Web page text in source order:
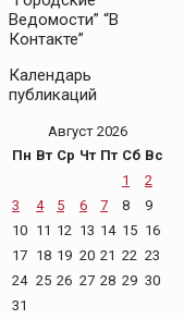
Ведомости” “В
Контакте”
Календарь
публикаций
Август 2026
Пн Вт Ср Чт Пт Сб Вс
1
2
3
4 5 6 7 8
9
10 11 12 13 14 15 16
17 18 19 20 21 22 23
24 25 26 27 28 29 30
31